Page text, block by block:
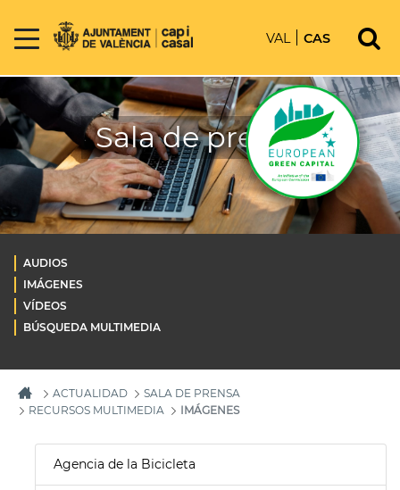
VAL CAS
Sala de prensa
AUDIOS
IMÁGENES
VÍDEOS
BÚSQUEDA MULTIMEDIA
ACTUALIDAD
SALA DE PRENSA
RECURSOS MULTIMEDIA
IMÁGENES
Agencia de la Bicicleta